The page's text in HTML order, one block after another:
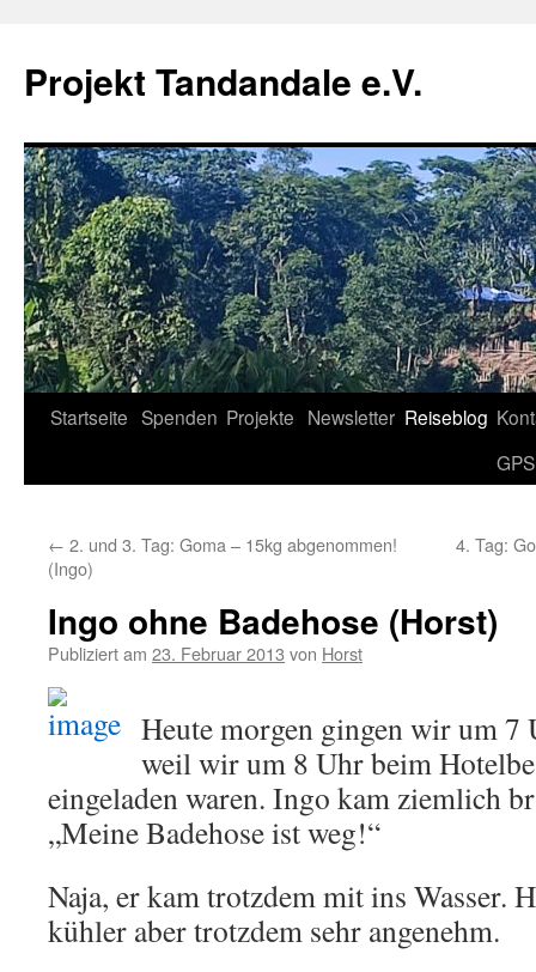
Projekt Tandandale e.V.
Zum
Startseite Spenden Projekte Newsletter Reiseblog
GPS
← 2. und 3. Tag: Goma – 15kg abgenommen!
(Ingo)
4. Tag:
Ingo ohne Badehose (Horst)
Publiziert am 23. Februar 2013 von Horst
Heute morgen gingen wir um 7
weil wir um 8 Uhr beim
eingeladen waren. Ingo kam ziemlich
„Meine Badehose ist weg!“
Naja, er kam trotzdem mit ins Wasser.
kühler aber trotzdem sehr angenehm.